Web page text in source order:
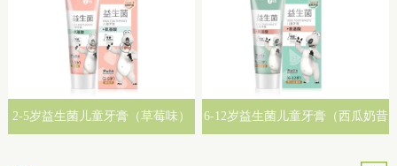
2-5岁益生菌儿童牙膏（草莓味） 6-12岁益生菌儿童牙膏（西瓜奶昔